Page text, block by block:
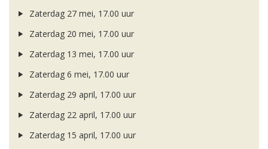
Zaterdag 27 mei, 17.00 uur
Zaterdag 20 mei, 17.00 uur
Zaterdag 13 mei, 17.00 uur
Zaterdag 6 mei, 17.00 uur
Zaterdag 29 april, 17.00 uur
Zaterdag 22 april, 17.00 uur
Zaterdag 15 april, 17.00 uur